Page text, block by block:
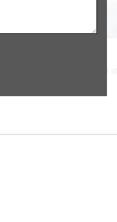
einen sicheren und